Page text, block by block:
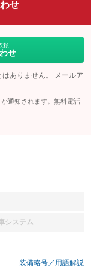
せ
頼
せ
ありません。 メールア
通知されます。無料電話
システム
し
装備略号／用語解説